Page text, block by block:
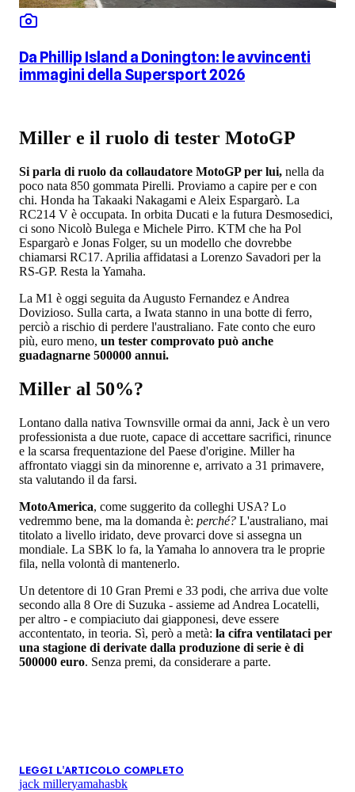
Da Phillip Island a Donington: le avvincenti
immagini della Supersport 2026
Miller e il ruolo di tester MotoGP
Si parla di ruolo da collaudatore MotoGP per lui, nella da
poco nata 850 gommata Pirelli. Proviamo a capire per e con
chi. Honda ha Takaaki Nakagami e Aleix Espargarò. La
RC214 V è occupata. In orbita Ducati e la futura Desmosedici,
ci sono Nicolò Bulega e Michele Pirro. KTM che ha Pol
Espargarò e Jonas Folger, su un modello che dovrebbe
chiamarsi RC17. Aprilia affidatasi a Lorenzo Savadori per la
RS-GP. Resta la Yamaha.
La M1 è oggi seguita da Augusto Fernandez e Andrea
Dovizioso. Sulla carta, a Iwata stanno in una botte di ferro,
perciò a rischio di perdere l'australiano. Fate conto che euro
più, euro meno, un tester comprovato può anche
guadagnarne 500000 annui.
Miller al 50%?
Lontano dalla nativa Townsville ormai da anni, Jack è un vero
professionista a due ruote, capace di accettare sacrifici, rinunce
e la scarsa frequentazione del Paese d'origine. Miller ha
affrontato viaggi sin da minorenne e, arrivato a 31 primavere,
sta valutando il da farsi.
MotoAmerica, come suggerito da colleghi USA? Lo
vedremmo bene, ma la domanda è: perché? L'australiano, mai
titolato a livello iridato, deve provarci dove si assegna un
mondiale. La SBK lo fa, la Yamaha lo annovera tra le proprie
fila, nella volontà di mantenerlo.
Un detentore di 10 Gran Premi e 33 podi, che arriva due volte
secondo alla 8 Ore di Suzuka - assieme ad Andrea Locatelli,
per altro - e compiaciuto dai giapponesi, deve essere
accontentato, in teoria. Sì, però a metà: la cifra ventilataci per
una stagione di derivate dalla produzione di serie è di
500000 euro. Senza premi, da considerare a parte.
LEGGI L'ARTICOLO COMPLETO
jack milleryamahasbk